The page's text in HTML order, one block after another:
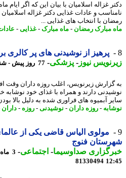
غزاله اسلامیان با بیان این که اگر ایام ماه
و عادات غذایی دکتر غزاله اسلامیان با
با انتخاب های غذایی ...
مبارک رمضان-ماه مبارک- غذایی- عادات
پرهیز از نوشیدنی های پر کالری برای
نیوز-پزشکی-77 روز پیش - شنبه 2 خرداد 1405، 14:38
زیرنویس، اغلب روزه داران وقت
دارند و همراه با غذای خود نوشابه خنک
آبمیوه های فراوری شده به دلیل بالا بودن ...
-روزه داران - نوشیدنی-روزه-داران -
مولوی الیاس قاضی یکی از عالمای
فنوج
صداوسیما-اجتماعی-
81330494